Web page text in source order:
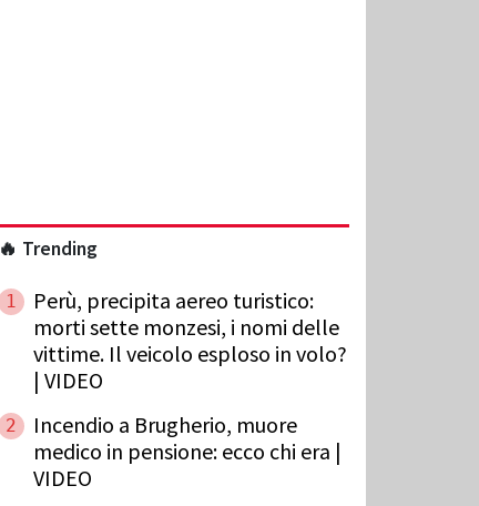
🔥 Trending
1
Perù, precipita aereo turistico:
morti sette monzesi, i nomi delle
vittime. Il veicolo esploso in volo?
| VIDEO
2
Incendio a Brugherio, muore
medico in pensione: ecco chi era |
VIDEO